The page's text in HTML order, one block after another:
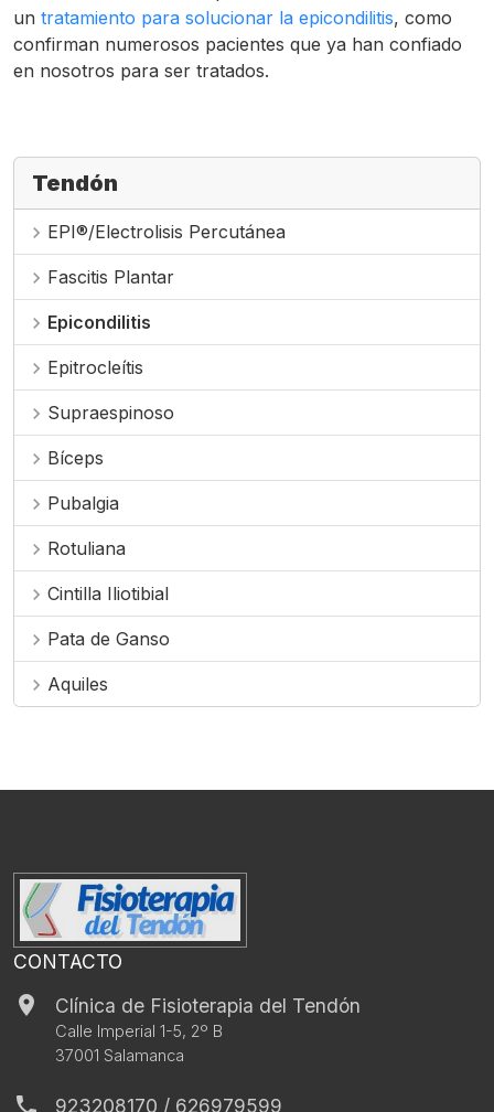
Tendón
chevron_right EPI®/Electrolisis Percutánea
chevron_right Fascitis Plantar
chevron_right Epicondilitis
chevron_right Epitrocleítis
chevron_right Supraespinoso
chevron_right Bíceps
chevron_right Pubalgia
chevron_right Rotuliana
chevron_right Cintilla Iliotibial
chevron_right Pata de Ganso
chevron_right Aquiles
un tratamiento para solucionar la epicondilitis, como
confirman numerosos pacientes que ya han confiado
en nosotros para ser tratados.
CONTACTO
place Clínica de Fisioterapia del Tendón
Calle Imperial 1-5, 2º B
37001 Salamanca
phone 923208170 / 626979599